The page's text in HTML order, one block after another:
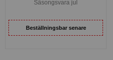
Säsongsvara jul
Beställningsbar senare